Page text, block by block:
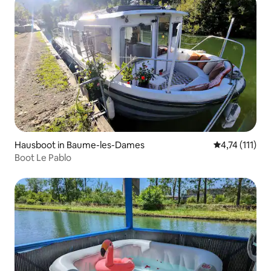
Hausboot in Baume-les-Dames
4,74 (111)
Boot Le Pablo